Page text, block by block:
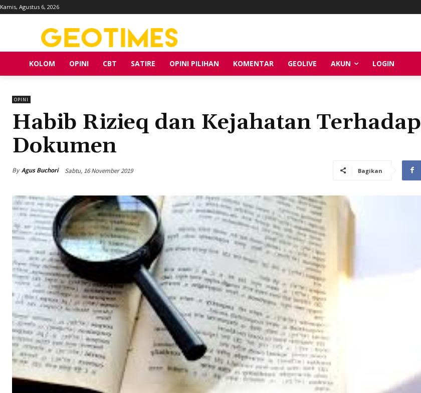
Kamis, Agustus 6, 2026
KOLOM OPINI CBT SATIRE OPINI PILIHAN KOMENTAR GEOLIVE AKUN LOGIN
OPINI
Habib Rizieq dan Kejahatan Terhadap
Dokumen
By Agus Buchori Sabtu, 16 November 2019 Bagikan